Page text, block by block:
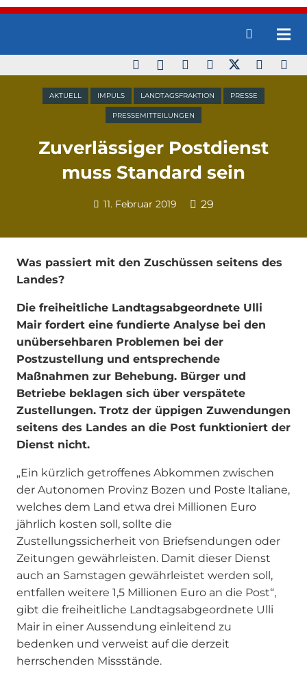
AKTUELL IMPULS LANDTAGSFRAKTION PRESSE
PRESSEMITTEILUNGEN
Zuverlässiger Postdienst
muss Standard sein
11. Februar 2019 29
Was passiert mit den Zuschüssen seitens des
Landes?
Die freiheitliche Landtagsabgeordnete Ulli
Mair fordert eine fundierte Analyse bei den
unübersehbaren Problemen bei der
Postzustellung und entsprechende
Maßnahmen zur Behebung. Bürger und
Betriebe beklagen sich über verspätete
Zustellungen. Trotz der üppigen Zuwendungen
seitens des Landes an die Post funktioniert der
Dienst nicht.
„Ein kürzlich getroffenes Abkommen zwischen
der Autonomen Provinz Bozen und Poste ltaliane,
welches dem Land etwa drei Millionen Euro
jährlich kosten soll, sollte die
Zustellungssicherheit von Briefsendungen oder
Zeitungen gewährleisten. Damit dieser Dienst
auch an Samstagen gewährleistet werden soll,
entfallen weitere 1,5 Millionen Euro an die Post“,
gibt die freiheitliche Landtagsabgeordnete Ulli
Mair in einer Aussendung einleitend zu
bedenken und verweist auf die derzeit
herrschenden Missstände.